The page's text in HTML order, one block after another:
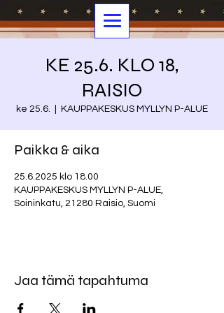
KE 25.6. KLO 18,
RAISIO
ke 25.6. KAUPPAKESKUS MYLLYN P-ALUE
Paikka & aika
25.6.2025 klo 18.00
KAUPPAKESKUS MYLLYN P-ALUE,
Soininkatu, 21280 Raisio, Suomi
Jaa tämä tapahtuma